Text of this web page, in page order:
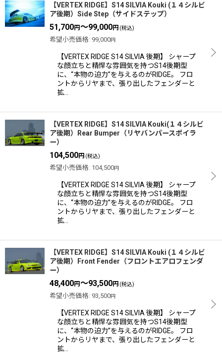
【VERTEX RIDGE】S14 SILVIA Kouki (１４シルビ
ア後期）Side Step（サイドステップ）
51,700円～99,000円 (税込)
希望小売価格: 99,000円
【VERTEX RIDGE S14 SILVIA 後期】 シャープ
な顔立ちと精悍な雰囲気を持つS14後期型
に、“本物の迫力”を与えるのがRIDGE。 フロ
ントからリヤまで、張り出したフェンダーと
拡…
【VERTEX RIDGE】S14 SILVIA Kouki(１４シルビ
ア後期）Rear Bumper（リヤバンパースポイラ
ー）
104,500円 (税込)
希望小売価格: 104,500円
【VERTEX RIDGE S14 SILVIA 後期】 シャープ
な顔立ちと精悍な雰囲気を持つS14後期型
に、“本物の迫力”を与えるのがRIDGE。 フロ
ントからリヤまで、張り出したフェンダーと
拡…
【VERTEX RIDGE】S14 SILVIA Kouki (１４シルビ
ア後期）Front Fender（フロントエアロフェンダ
ー）
48,400円～93,500円 (税込)
希望小売価格: 93,500円
【VERTEX RIDGE S14 SILVIA 後期】 シャープ
な顔立ちと精悍な雰囲気を持つS14後期型
に、“本物の迫力”を与えるのがRIDGE。 フロ
ントからリヤまで、張り出したフェンダーと
拡…